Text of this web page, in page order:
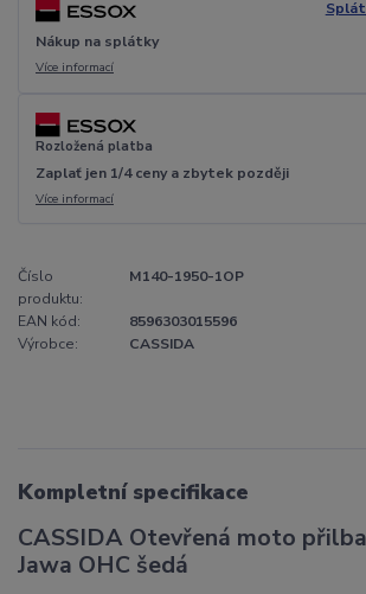
Nákup na splátky
Více informací
Rozložená platba
Zaplať jen 1/4 ceny a zbytek později
Více informací
Číslo
produktu:
M140-1950-1OP
EAN kód:
8596303015596
Výrobce:
CASSIDA
Kompletní specifikace
CASSIDA Otevřená moto
Jawa OHC šedá